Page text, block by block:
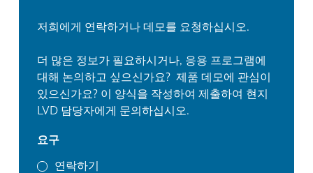
저희에게 연락하거나 데모를 요청하십시오.
더 많은 정보가 필요하시거나, 응용 프로그램에
대해 논의하고 싶으신가요? 제품 데모에 관심이
있으신가요? 이 양식을 작성하여 제출하여 현지
LVD 담당자에게 문의하십시오.
요구
연락하기